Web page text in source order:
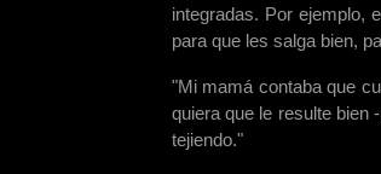
integradas. Por ejemplo,
para que les salga bien,
"Mi mamá contaba que
quiera que le resulte bien
tejiendo."